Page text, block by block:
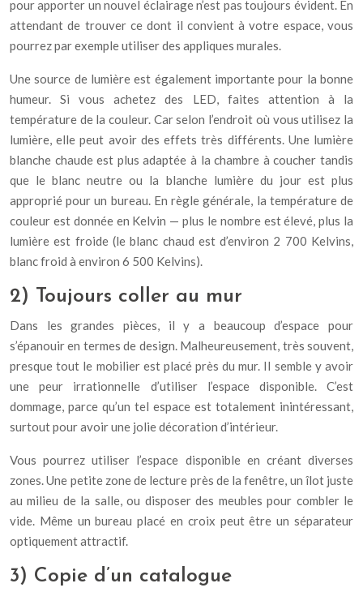
pour apporter un nouvel éclairage n’est pas toujours évident. En
attendant de trouver ce dont il convient à votre espace, vous
pourrez par exemple utiliser des appliques murales.
Une source de lumière est également importante pour la bonne
humeur. Si vous achetez des LED, faites attention à la
température de la couleur. Car selon l’endroit où vous utilisez la
lumière, elle peut avoir des effets très différents. Une lumière
blanche chaude est plus adaptée à la chambre à coucher tandis
que le blanc neutre ou la blanche lumière du jour est plus
approprié pour un bureau. En règle générale, la température de
couleur est donnée en Kelvin — plus le nombre est élevé, plus la
lumière est froide (le blanc chaud est d’environ 2 700 Kelvins,
blanc froid à environ 6 500 Kelvins).
2) Toujours coller au mur
Dans les grandes pièces, il y a beaucoup d’espace pour
s’épanouir en termes de design. Malheureusement, très souvent,
presque tout le mobilier est placé près du mur. Il semble y avoir
une peur irrationnelle d’utiliser l’espace disponible. C’est
dommage, parce qu’un tel espace est totalement inintéressant,
surtout pour avoir une jolie décoration d’intérieur.
Vous pourrez utiliser l’espace disponible en créant diverses
zones. Une petite zone de lecture près de la fenêtre, un îlot juste
au milieu de la salle, ou disposer des meubles pour combler le
vide. Même un bureau placé en croix peut être un séparateur
optiquement attractif.
3) Copie d’un catalogue